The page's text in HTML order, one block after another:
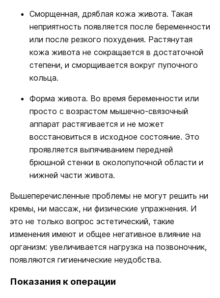
Сморщенная, дряблая кожа живота. Такая
неприятность появляется после беременности
или после резкого похудения. Растянутая
кожа живота не сокращается в достаточной
степени, и сморщивается вокруг пупочного
кольца.
Форма живота. Во время беременности или
просто с возрастом мышечно-связочный
аппарат растягивается и не может
восстановиться в исходное состояние. Это
проявляется выпячиванием передней
брюшной стенки в околопупочной области и
нижней части живота.
Вышеперечисленные проблемы не могут решить ни
кремы, ни массаж, ни физические упражнения. И
это не только вопрос эстетический, такие
изменения имеют и общее негативное влияние на
организм: увеличивается нагрузка на позвоночник,
появляются гигиенические неудобства.
Показания к операции